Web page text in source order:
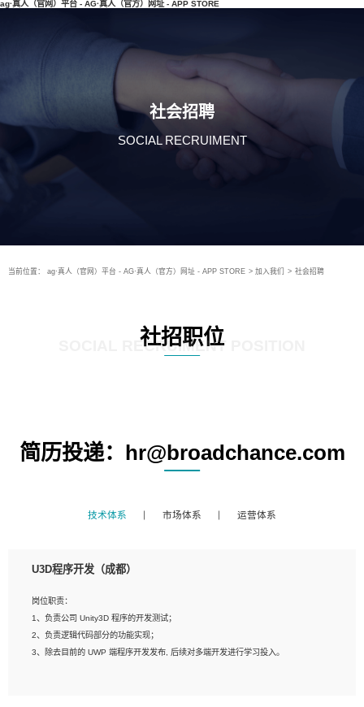
ag·真人（官网）平台 - AG·真人（官方）网址 - APP STORE
社会招聘
SOCIAL RECRUIMENT
当前位置： ag·真人（官网）平台 - AG·真人（官方）网址 - APP STORE > 加入我们 > 社会招聘
社招职位
SOCIAL RECRUIMENT POSITION
简历投递：hr@broadchance.com
技术体系 市场体系 运营体系
U3D程序开发（成都）
岗位职责：
1、负责公司 Unity3D 程序的开发测试；
2、负责逻辑代码部分的功能实现；
3、除去目前的 UWP 端程序开发发布, 后续对多端开发进行学习投入。